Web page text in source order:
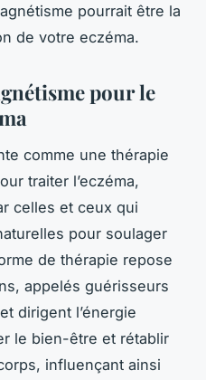
pourrait être la
de votre eczéma.
pour le
comme une thérapie
traiter l’eczéma,
celles et ceux qui
pour soulager
de thérapie repose
appelés guérisseurs
dirigent l’énergie
le bien-être et rétablir
influençant ainsi